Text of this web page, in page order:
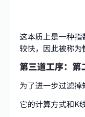
这本质上是一种
较快，因此被称为
第三道工序：第
为了进一步过滤掉
它的计算方式和K